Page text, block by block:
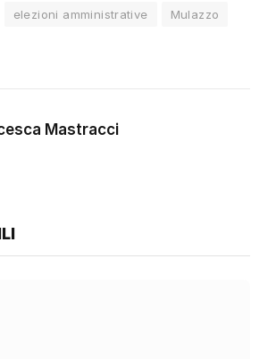
elezioni amministrative
Mulazzo
Mastracci